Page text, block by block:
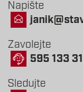
-25%
Napište
Zavolejte
595 133
Sledujte